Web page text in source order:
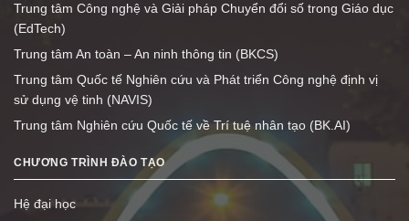
Trung tâm Công nghệ và Giải pháp Chuyển đổi số trong Giáo dục
(EdTech)
Trung tâm An toàn – An ninh thông tin (BKCS)
Trung tâm Quốc tế Nghiên cứu và Phát triển Công nghệ định vị
sử dụng vệ tinh (NAVIS)
Trung tâm Nghiên cứu Quốc tế về Trí tuệ nhân tạo (BK.AI)
CHƯƠNG TRÌNH ĐÀO TẠO
Hệ đại học